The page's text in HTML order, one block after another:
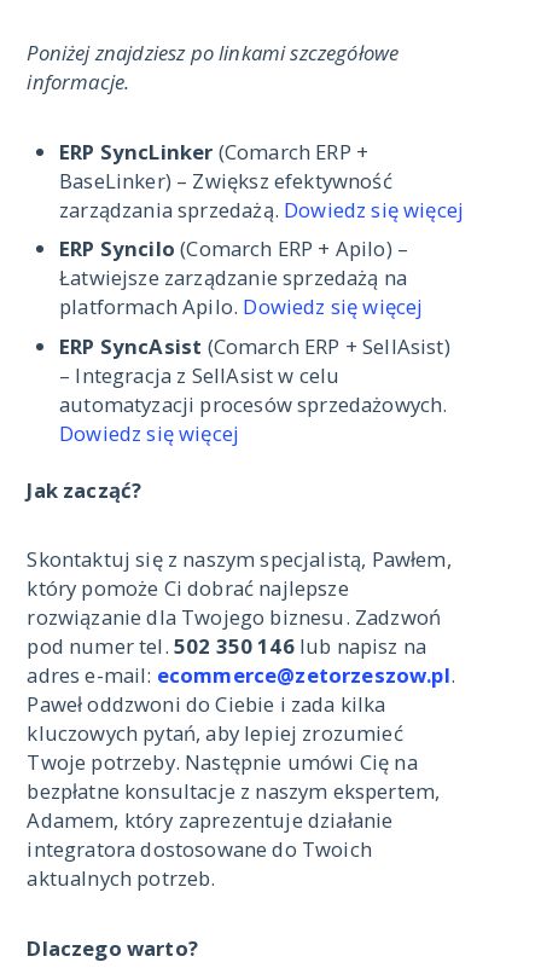
Poniżej znajdziesz po linkami szczegółowe
informacje.
ERP SyncLinker (Comarch ERP +
BaseLinker) – Zwiększ efektywność
zarządzania sprzedażą. Dowiedz się więcej
ERP Syncilo (Comarch ERP + Apilo) –
Łatwiejsze zarządzanie sprzedażą na
platformach Apilo. Dowiedz się więcej
ERP SyncAsist (Comarch ERP + SellAsist)
– Integracja z SellAsist w celu
automatyzacji procesów sprzedażowych.
Dowiedz się więcej
Jak zacząć?
Skontaktuj się z naszym specjalistą, Pawłem,
który pomoże Ci dobrać najlepsze
rozwiązanie dla Twojego biznesu. Zadzwoń
pod numer tel. 502 350 146lub napisz na
adres e-mail: ecommerce@zetorzeszow.pl.
Paweł oddzwoni do Ciebie i zada kilka
kluczowych pytań, aby lepiej zrozumieć
Twoje potrzeby. Następnie umówi Cię na
bezpłatne konsultacje z naszym ekspertem,
Adamem, który zaprezentuje działanie
integratora dostosowane do Twoich
aktualnych potrzeb.
Dlaczego warto?